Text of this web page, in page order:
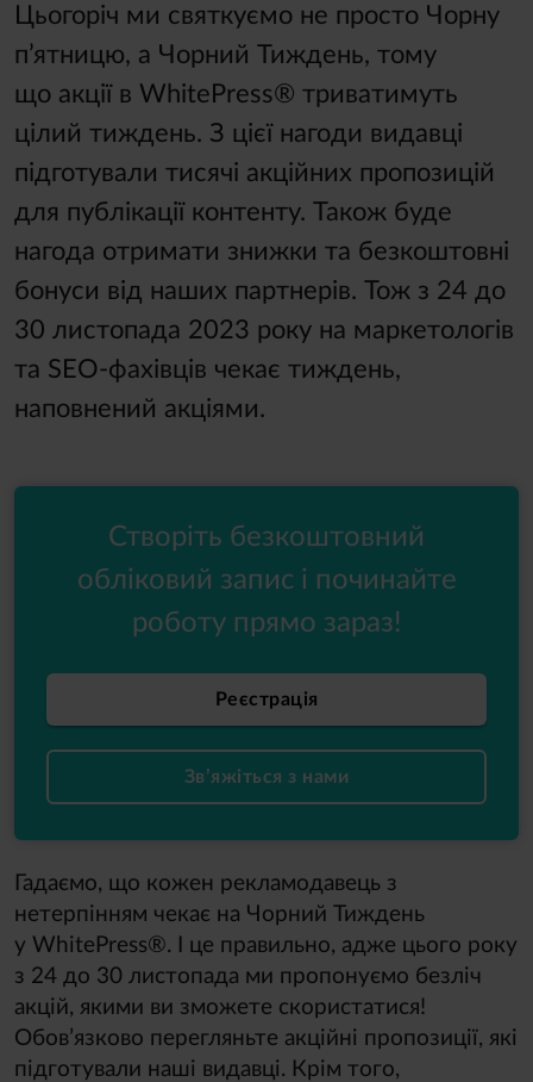
Цьогоріч ми святкуємо не просто Чорну
п’ятницю, а Чорний Тиждень, тому
що акції в WhitePress® триватимуть
цілий тиждень. З цієї нагоди видавці
підготували тисячі акційних пропозицій
для публікації контенту. Також буде
нагода отримати знижки та безкоштовні
бонуси від наших партнерів. Тож з 24 до
30 листопада 2023 року на маркетологів
та SEO-фахівців чекає тиждень,
наповнений акціями.
Створіть безкоштовний
обліковий запис і починайте
роботу прямо зараз!
Реєстрація
Зв’яжіться з нами
Гадаємо, що кожен рекламодавець з
нетерпінням чекає на Чорний Тиждень
у WhitePress®. І це правильно, адже цього року
з 24 до 30 листопада ми пропонуємо безліч
акцій, якими ви зможете скористатися!
Обов’язково перегляньте акційні пропозиції, які
підготували наші видавці. Крім того,